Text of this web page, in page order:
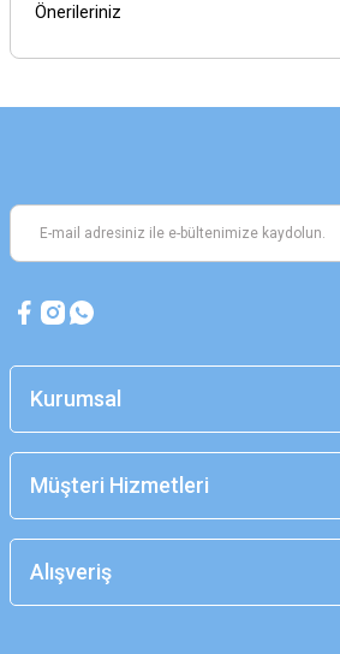
Önerileriniz
Kurumsal
Müşteri Hizmetleri
Alışveriş